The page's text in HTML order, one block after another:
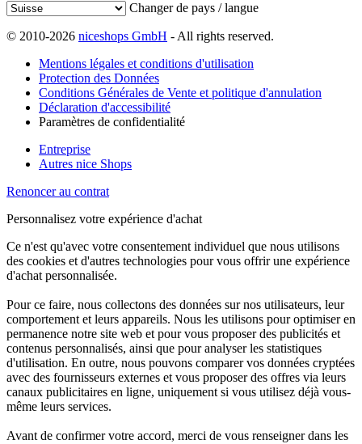
Changer de pays / langue
© 2010-2026 niceshops GmbH - All rights reserved.
Mentions légales et conditions d'utilisation
Protection des Données
Conditions Générales de Vente et politique d'annulation
Déclaration d'accessibilité
Paramètres de confidentialité
Entreprise
Autres nice Shops
Renoncer au contrat
Personnalisez votre expérience d'achat
Ce n'est qu'avec votre consentement individuel que nous utilisons
des cookies et d'autres technologies pour vous offrir une expérience
d'achat personnalisée.
Pour ce faire, nous collectons des données sur nos utilisateurs, leur
comportement et leurs appareils. Nous les utilisons pour optimiser en
permanence notre site web et pour vous proposer des publicités et
contenus personnalisés, ainsi que pour analyser les statistiques
d'utilisation. En outre, nous pouvons comparer vos données cryptées
avec des fournisseurs externes et vous proposer des offres via leurs
canaux publicitaires en ligne, uniquement si vous utilisez déjà vous-
même leurs services.
Avant de confirmer votre accord, merci de vous renseigner dans les